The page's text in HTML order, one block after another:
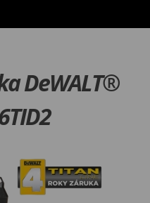
DeWALT®